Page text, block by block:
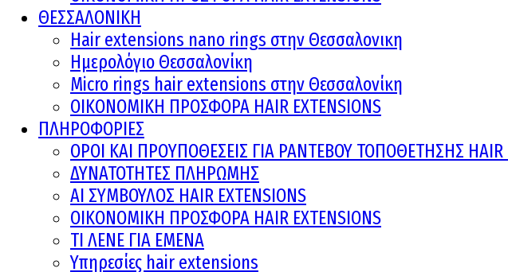
ΘΕΣΣΑΛΟΝΙΚΗ
Hair extensions nano rings στην Θεσσαλονικη
Ημερολόγιο Θεσσαλονίκη
Micro rings hair extensions στην Θεσσαλονίκη
ΟΙΚΟΝΟΜΙΚΗ ΠΡΟΣΦΟΡΑ HAIR EXTENSIONS
ΠΛΗΡΟΦΟΡΙΕΣ
ΟΡΟΙ ΚΑΙ ΠΡOΥΠΟΘΕΣΕΙΣ ΓΙΑ ΡΑΝΤΕΒΟΥ ΤΟΠΟΘΕΤΗΣΗΣ HAIR
ΔΥΝΑΤΟΤΗΤΕΣ ΠΛΗΡΩΜΗΣ
AI ΣΥΜΒΟΥΛΟΣ HAIR EXTENSIONS
ΟΙΚΟΝΟΜΙΚΗ ΠΡΟΣΦΟΡΑ HAIR EXTENSIONS
ΤΙ ΛΕΝΕ ΓΙΑ ΕΜΕΝΑ
Υπηρεσίες hair extensions